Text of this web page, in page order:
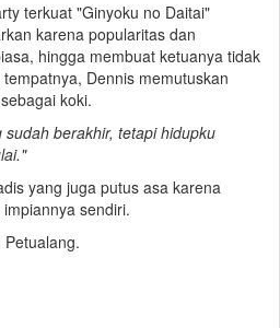
terkuat "Ginyoku no Daitai"
karena popularitas dan
hingga membuat ketuanya tidak
Dennis memutuskan
koki.
sudah berakhir, tetapi hidupku
yang juga putus asa karena
impiannya sendiri.
Petualang.